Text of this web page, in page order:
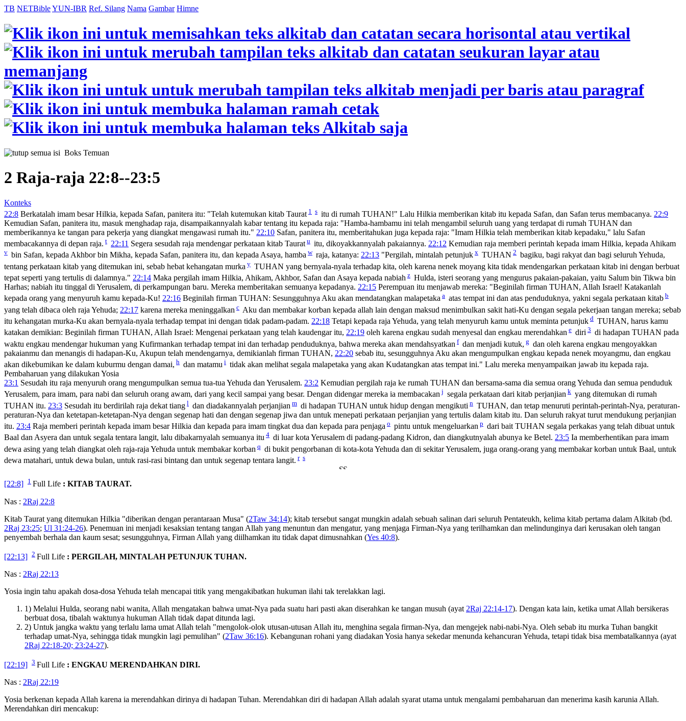
TB NETBibleYUN-IBR Ref. Silang Nama Gambar Himne
Boks Temuan
2 Raja-raja 22:8--23:5
Konteks
22:8 Berkatalah imam besar Hilkia, kepada Safan, panitera itu: "Telah kutemukan kitab Taurat 1 s itu di rumah TUHAN!" Lalu Hilkia memberikan kitab itu kepada Safan, dan Safan terus membacanya. 22:9
Kemudian Safan, panitera itu, masuk menghadap raja, disampaikannyalah kabar tentang itu kepada raja: "Hamba-hambamu ini telah mengambil seluruh uang yang terdapat di rumah TUHAN dan
memberikannya ke tangan para pekerja yang diangkat mengawasi rumah itu." 22:10 Safan, panitera itu, memberitahukan juga kepada raja: "Imam Hilkia telah memberikan kitab kepadaku," lalu Safan
membacakannya di depan raja. t 22:11 Segera sesudah raja mendengar perkataan kitab Taurat u itu, dikoyakkannyalah pakaiannya. 22:12 Kemudian raja memberi perintah kepada imam Hilkia, kepada Ahikam
v bin Safan, kepada Akhbor bin Mikha, kepada Safan, panitera itu, dan kepada Asaya, hamba w raja, katanya: 22:13 "Pergilah, mintalah petunjuk x TUHAN 2 bagiku, bagi rakyat dan bagi seluruh Yehuda,
tentang perkataan kitab yang ditemukan ini, sebab hebat kehangatan murka y TUHAN yang bernyala-nyala terhadap kita, oleh karena nenek moyang kita tidak mendengarkan perkataan kitab ini dengan berbuat
tepat seperti yang tertulis di dalamnya." 22:14 Maka pergilah imam Hilkia, Ahikam, Akhbor, Safan dan Asaya kepada nabiah z Hulda, isteri seorang yang mengurus pakaian-pakaian, yaitu Salum bin Tikwa bin
Harhas; nabiah itu tinggal di Yerusalem, di perkampungan baru. Mereka memberitakan semuanya kepadanya. 22:15 Perempuan itu menjawab mereka: "Beginilah firman TUHAN, Allah Israel! Katakanlah
kepada orang yang menyuruh kamu kepada-Ku! 22:16 Beginilah firman TUHAN: Sesungguhnya Aku akan mendatangkan malapetaka a atas tempat ini dan atas penduduknya, yakni segala perkataan kitab b
yang telah dibaca oleh raja Yehuda; 22:17 karena mereka meninggalkan c Aku dan membakar korban kepada allah lain dengan maksud menimbulkan sakit hati-Ku dengan segala pekerjaan tangan mereka; sebab
itu kehangatan murka-Ku akan bernyala-nyala terhadap tempat ini dengan tidak padam-padam. 22:18 Tetapi kepada raja Yehuda, yang telah menyuruh kamu untuk meminta petunjuk d TUHAN, harus kamu
katakan demikian: Beginilah firman TUHAN, Allah Israel: Mengenai perkataan yang telah kaudengar itu, 22:19 oleh karena engkau sudah menyesal dan engkau merendahkan e diri 3 di hadapan TUHAN pada
waktu engkau mendengar hukuman yang Kufirmankan terhadap tempat ini dan terhadap penduduknya, bahwa mereka akan mendahsyatkan f dan menjadi kutuk, g dan oleh karena engkau mengoyakkan
pakaianmu dan menangis di hadapan-Ku, Akupun telah mendengarnya, demikianlah firman TUHAN, 22:20 sebab itu, sesungguhnya Aku akan mengumpulkan engkau kepada nenek moyangmu, dan engkau
akan dikebumikan ke dalam kuburmu dengan damai, h dan matamu i tidak akan melihat segala malapetaka yang akan Kudatangkan atas tempat ini." Lalu mereka menyampaikan jawab itu kepada raja.
Pembaharuan yang dilakukan Yosia
23:1 Sesudah itu raja menyuruh orang mengumpulkan semua tua-tua Yehuda dan Yerusalem. 23:2 Kemudian pergilah raja ke rumah TUHAN dan bersama-sama dia semua orang Yehuda dan semua penduduk
Yerusalem, para imam, para nabi dan seluruh orang awam, dari yang kecil sampai yang besar. Dengan didengar mereka ia membacakan j segala perkataan dari kitab perjanjian k yang ditemukan di rumah
TUHAN itu. 23:3 Sesudah itu berdirilah raja dekat tiang l dan diadakannyalah perjanjian m di hadapan TUHAN untuk hidup dengan mengikuti n TUHAN, dan tetap menuruti perintah-perintah-Nya, peraturan-
peraturan-Nya dan ketetapan-ketetapan-Nya dengan segenap hati dan dengan segenap jiwa dan untuk menepati perkataan perjanjian yang tertulis dalam kitab itu. Dan seluruh rakyat turut mendukung perjanjian
itu. 23:4 Raja memberi perintah kepada imam besar Hilkia dan kepada para imam tingkat dua dan kepada para penjaga o pintu untuk mengeluarkan p dari bait TUHAN segala perkakas yang telah dibuat untuk
Baal dan Asyera dan untuk segala tentara langit, lalu dibakarnyalah semuanya itu 4 di luar kota Yerusalem di padang-padang Kidron, dan diangkutnyalah abunya ke Betel. 23:5 Ia memberhentikan para imam
dewa asing yang telah diangkat oleh raja-raja Yehuda untuk membakar korban q di bukit pengorbanan di kota-kota Yehuda dan di sekitar Yerusalem, juga orang-orang yang membakar korban untuk Baal, untuk
dewa matahari, untuk dewa bulan, untuk rasi-rasi bintang dan untuk segenap tentara langit. r s
[22:8] 1 Full Life : KITAB TAURAT.
Nas : 2Raj 22:8
Kitab Taurat yang ditemukan Hilkia "diberikan dengan perantaraan Musa" (2Taw 34:14); kitab tersebut sangat mungkin adalah sebuah salinan dari seluruh Pentateukh, kelima kitab pertama dalam Alkitab (bd.
2Raj 23:25; Ul 31:24-26). Penemuan ini menjadi kesaksian tentang tangan Allah yang menuntun dan mengatur, yang menjaga Firman-Nya yang terilhamkan dan melindunginya dari kerusakan oleh tangan
penyembah berhala dan kaum sesat; sesungguhnya, Firman Allah yang diilhamkan itu tidak dapat dimusnahkan (Yes 40:8).
[22:13] 2 Full Life : PERGILAH, MINTALAH PETUNJUK TUHAN.
Nas : 2Raj 22:13
Yosia ingin tahu apakah dosa-dosa Yehuda telah mencapai titik yang mengakibatkan hukuman ilahi tak terelakkan lagi.
1) Melalui Hulda, seorang nabi wanita, Allah mengatakan bahwa umat-Nya pada suatu hari pasti akan diserahkan ke tangan musuh (ayat 2Raj 22:14-17). Dengan kata lain, ketika umat Allah bersikeras
berbuat dosa, tibalah waktunya hukuman Allah tidak dapat ditunda lagi.
2) Untuk jangka waktu yang terlalu lama umat Allah telah "mengolok-olok utusan-utusan Allah itu, menghina segala firman-Nya, dan mengejek nabi-nabi-Nya. Oleh sebab itu murka Tuhan bangkit
terhadap umat-Nya, sehingga tidak mungkin lagi pemulihan" (2Taw 36:16). Kebangunan rohani yang diadakan Yosia hanya sekedar menunda kehancuran Yehuda, tetapi tidak bisa membatalkannya (ayat
2Raj 22:18-20; 23:24-27).
[22:19] 3 Full Life : ENGKAU MERENDAHKAN DIRI.
Nas : 2Raj 22:19
Yosia berkenan kepada Allah karena ia merendahkan dirinya di hadapan Tuhan. Merendahkan diri di hadapan Allah adalah syarat utama untuk mengalami pembaharuan dan menerima kasih karunia Allah.
Merendahkan diri mencakup: